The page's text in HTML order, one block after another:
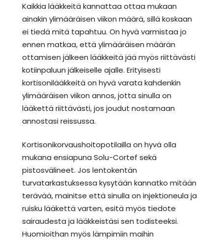
Kaikkia lääkkeitä kannattaa ottaa mukaan
ainakin ylimääräisen viikon määrä, sillä koskaan
ei tiedä mitä tapahtuu. On hyvä varmistaa jo
ennen matkaa, että ylimääräisen määrän
ottamisen jälkeen lääkkeitä jää myös riittävästi
kotiinpaluun jälkeiselle ajalle. Erityisesti
kortisonilääkkeitä on hyvä varata kahdenkin
ylimääräisen viikon annos, jotta sinulla on
lääkettä riittävästi, jos joudut nostamaan
annostasi reissussa.
Kortisonikorvaushoitopotilailla on hyvä olla
mukana ensiapuna Solu-Cortef sekä
pistosvälineet. Jos lentokentän
turvatarkastuksessa kysytään kannatko mitään
terävää, mainitse että sinulla on injektioneula ja
ruisku lääkettä varten, esitä myös tiedote
sairaudesta ja lääkkeistäsi sen todisteeksi.
Huomioithan myös lämpimiin maihin